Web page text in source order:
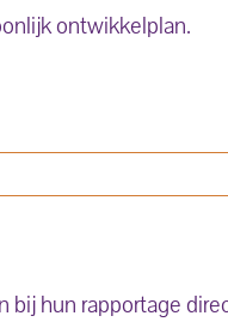
ontwikkelplan.
bij hun rapportage